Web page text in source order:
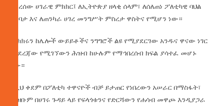
የደረሰው ሀገራዊ ምክክር፤ ለኢትዮጵያ ዘላቂ ሰላም፣ ለሰለጠነ ፖለቲካዊ ባህል
ግንባታ እና ለጠንካራ ሀገረ መንግሥት ምስረታ ዋስትና የሚሆን ነው።
ምክክሩን ከሌሎች ውይይቶችና ንግግሮች ልዩ የሚያደርገው አንዱና ዋናው ነገር
በየደረጃው የሚገኘውን ሕዝብ ከሁሉም የማኅበረሰብ ክፍል ያሳተፈ መሆኑ
ነው።
ከዚህ ቀደም በፖለቲካ ተዋናዮች ብቻ ይታጠር የነበረውን አሠራር በማስፋት፣
ሕዝቡም በሀገሩ ጉዳይ ላይ የፍላጎቱንና የድርሻውን የሐሳብ መዋጮ እንዲያጋራ